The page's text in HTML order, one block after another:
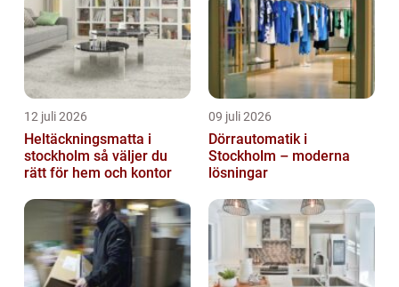
12 juli 2026
Heltäckningsmatta i
stockholm så väljer du
rätt för hem och kontor
09 juli 2026
Dörrautomatik i
Stockholm – moderna
lösningar